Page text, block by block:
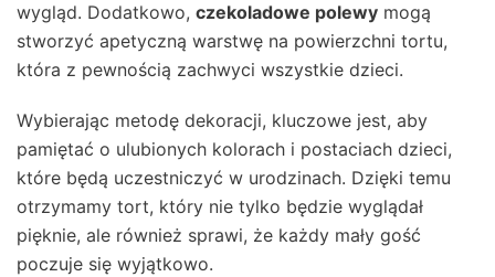
wygląd. Dodatkowo, czekoladowe polewy mogą
stworzyć apetyczną warstwę na powierzchni tortu,
która z pewnością zachwyci wszystkie dzieci.
Wybierając metodę dekoracji, kluczowe jest, aby
pamiętać o ulubionych kolorach i postaciach dzieci,
które będą uczestniczyć w urodzinach. Dzięki temu
otrzymamy tort, który nie tylko będzie wyglądał
pięknie, ale również sprawi, że każdy mały gość
poczuje się wyjątkowo.